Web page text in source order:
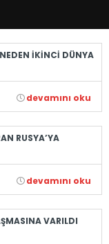
İKİNCİ DÜNYA
devamını oku
RUSYA’YA
devamını oku
VARILDI